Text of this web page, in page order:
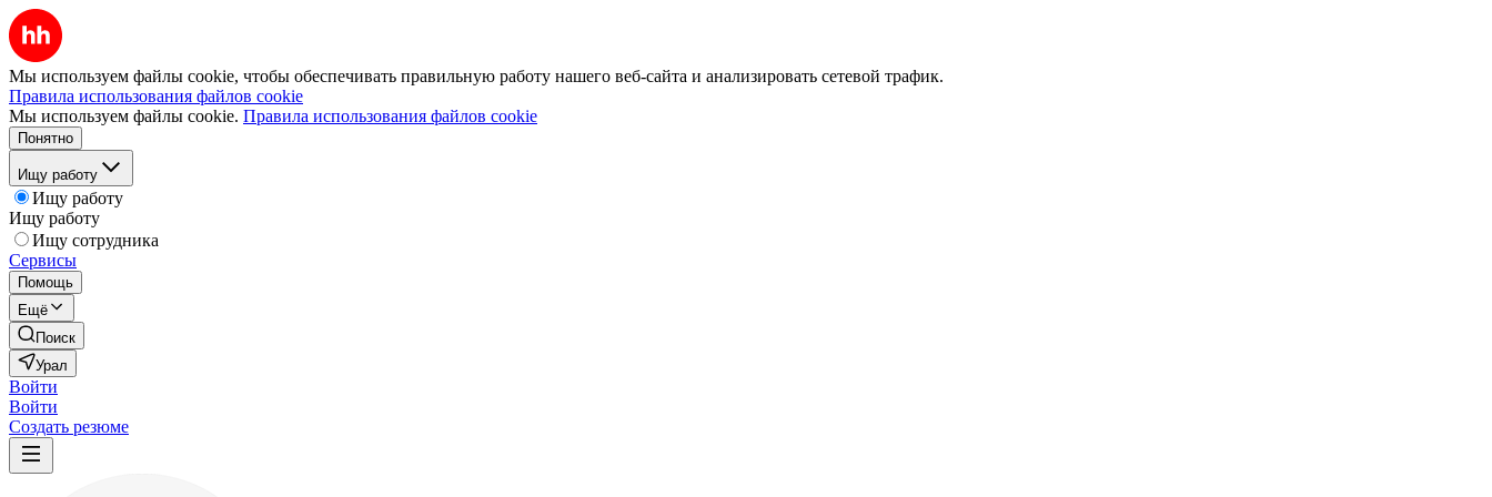
Мы используем файлы cookie, чтобы обеспечивать правильную работу нашего веб-сайта и анализировать сетевой трафик.
Правила использования файлов cookie
Мы используем файлы cookie. Правила использования файлов cookie
Понятно
Ищу работу
Ищу работу
Ищу работу
Ищу сотрудника
Сервисы
Помощь
Ещё
Поиск
Урал
Войти
Войти
Создать резюме